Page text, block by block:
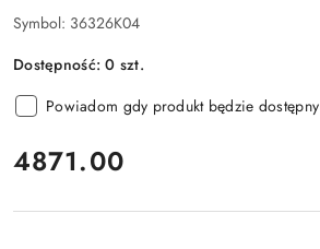
Symbol: 36326K04
Dostępność:0 szt.
Powiadom gdy produkt będzie dostępny
cena:
4871.00